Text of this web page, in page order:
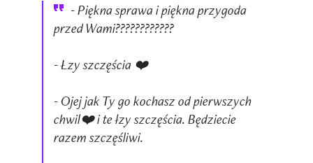
- Piękna sprawa i piękna przygoda
przed Wami????????????
- Łzy szczęścia ❤️
- Ojej jak Ty go kochasz od pierwszych
chwil❤️ i te łzy szczęścia. Będziecie
razem szczęśliwi.